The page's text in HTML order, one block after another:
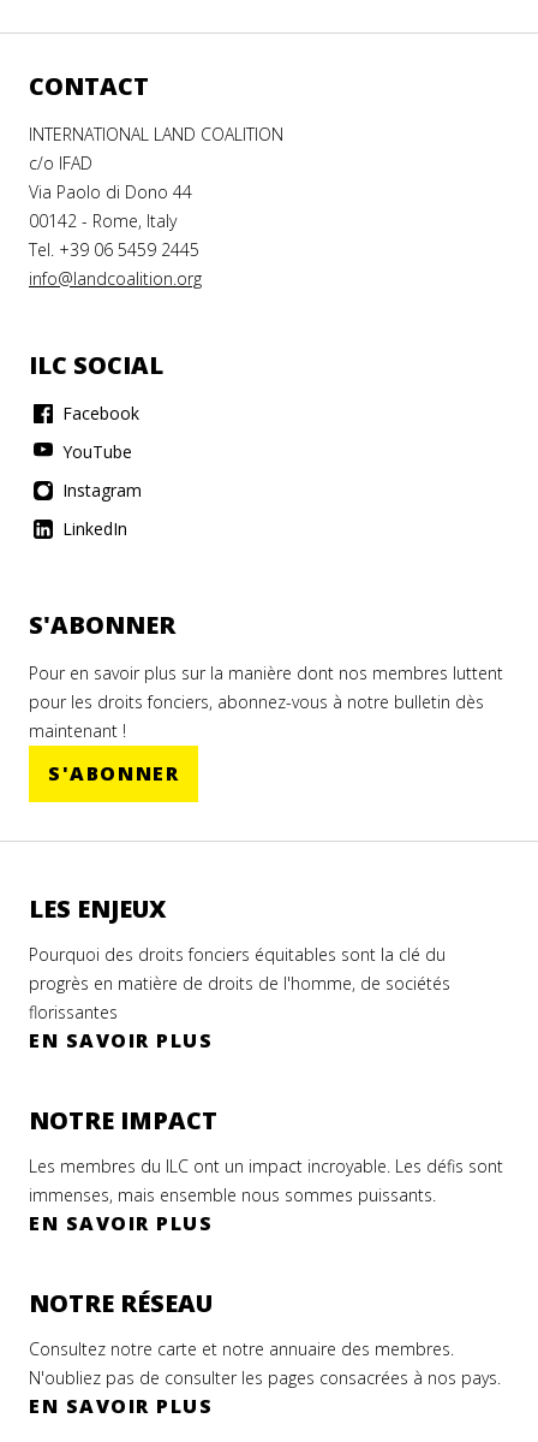
CONTACT
INTERNATIONAL LAND COALITION
c/o IFAD
Via Paolo di Dono 44
00142 - Rome, Italy
Tel. +39 06 5459 2445
info@landcoalition.org
ILC SOCIAL
Facebook
YouTube
Instagram
LinkedIn
S'ABONNER
Pour en savoir plus sur la manière dont nos membres luttent
pour les droits fonciers, abonnez-vous à notre bulletin dès
maintenant !
S'ABONNER
LES ENJEUX
Pourquoi des droits fonciers équitables sont la clé du
progrès en matière de droits de l'homme, de sociétés
florissantes
EN SAVOIR PLUS
NOTRE IMPACT
Les membres du ILC ont un impact incroyable. Les défis sont
immenses, mais ensemble nous sommes puissants.
EN SAVOIR PLUS
NOTRE RÉSEAU
Consultez notre carte et notre annuaire des membres.
N'oubliez pas de consulter les pages consacrées à nos pays.
EN SAVOIR PLUS